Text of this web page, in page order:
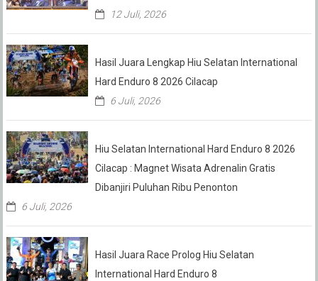
12 Juli, 2026
Hasil Juara Lengkap Hiu Selatan International
Hard Enduro 8 2026 Cilacap
6 Juli, 2026
Hiu Selatan International Hard Enduro 8 2026
Cilacap : Magnet Wisata Adrenalin Gratis
Dibanjiri Puluhan Ribu Penonton
6 Juli, 2026
Hasil Juara Race Prolog Hiu Selatan
International Hard Enduro 8